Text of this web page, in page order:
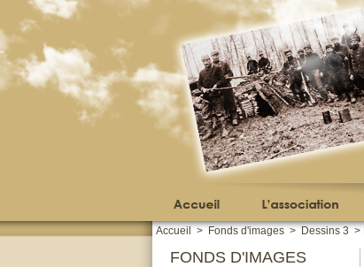
Accueil > Fonds d'images > Dessins 3 >
FONDS D'IMAGES